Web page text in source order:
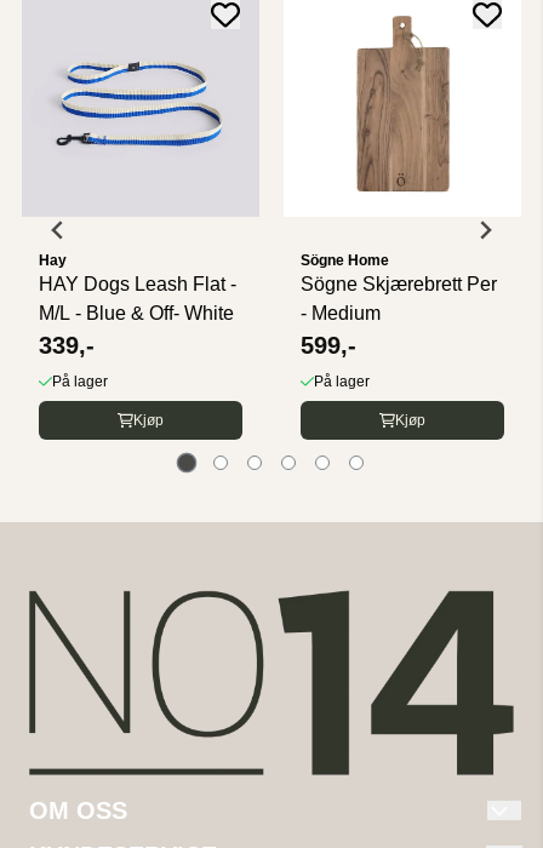
Hay
HAY Dogs Leash Flat -
M/L - Blue & Off- White
339,-
På lager
Kjøp
Sögne Home
Sögne Skjærebrett Per
- Medium
599,-
På lager
Kjøp
OM OSS